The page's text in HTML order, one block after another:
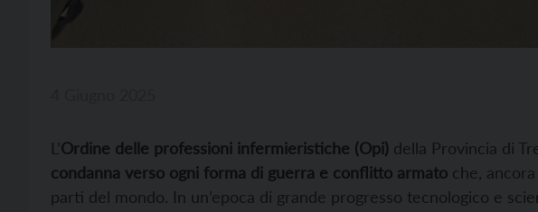
L’Ordine delle professioni infermieristiche (Opi) della Provincia di
condanna verso ogni forma di guerra e conflitto armato che,
parti del mondo. In un’epoca di grande progresso tecnologico e